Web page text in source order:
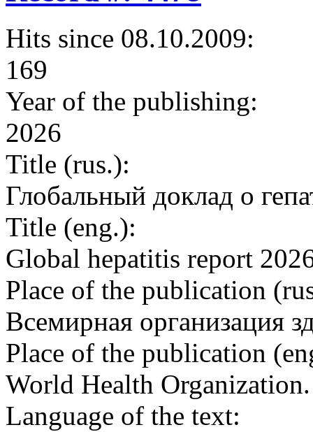
Hits since 08.10.2009:
169
Year of the publishing:
2026
Title (rus.):
Глобальный доклад о
Title (eng.):
Global hepatitis report
Place of the publication
Всемирная организация
Place of the publication
World Health
Language of the text: